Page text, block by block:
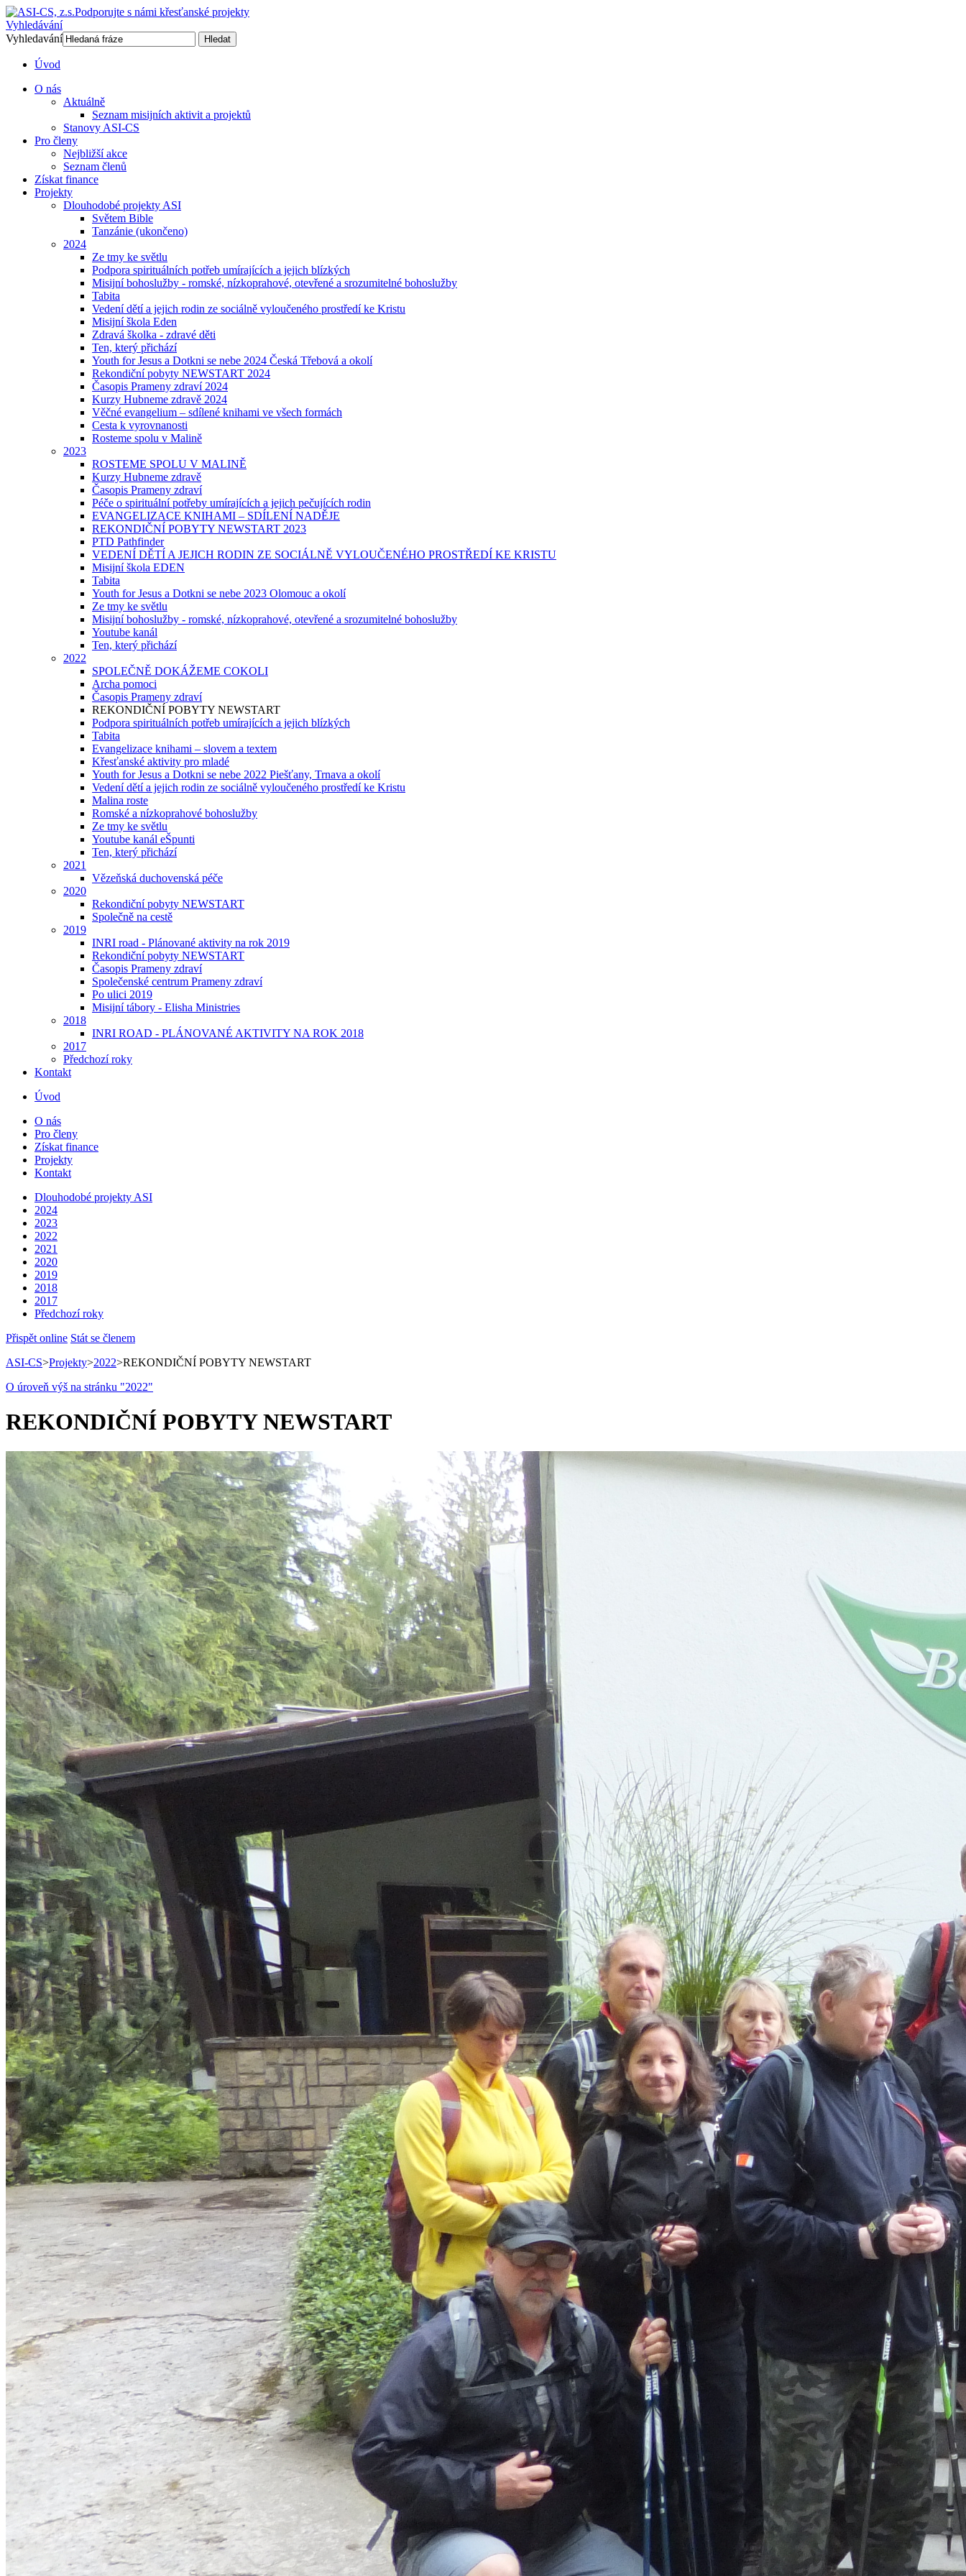
Podporujte s námi křesťanské projekty
Vyhledávání
Vyhledavání
Hledat
Úvod
O nás
Aktuálně
Seznam misijních aktivit a projektů
Stanovy ASI-CS
Pro členy
Nejbližší akce
Seznam členů
Získat finance
Projekty
Dlouhodobé projekty ASI
Světem Bible
Tanzánie (ukončeno)
2024
Ze tmy ke světlu
Podpora spirituálních potřeb umírajících a jejich blízkých
Misijní bohoslužby - romské, nízkoprahové, otevřené a srozumitelné bohoslužby
Tabita
Vedení dětí a jejich rodin ze sociálně vyloučeného prostředí ke Kristu
Misijní škola Eden
Zdravá školka - zdravé děti
Ten, který přichází
Youth for Jesus a Dotkni se nebe 2024 Česká Třebová a okolí
Rekondiční pobyty NEWSTART 2024
Časopis Prameny zdraví 2024
Kurzy Hubneme zdravě 2024
Věčné evangelium – sdílené knihami ve všech formách
Cesta k vyrovnanosti
Rosteme spolu v Malině
2023
ROSTEME SPOLU V MALINĚ
Kurzy Hubneme zdravě
Časopis Prameny zdraví
Péče o spirituální potřeby umírajících a jejich pečujících rodin
EVANGELIZACE KNIHAMI – SDÍLENÍ NADĚJE
REKONDIČNÍ POBYTY NEWSTART 2023
PTD Pathfinder
VEDENÍ DĚTÍ A JEJICH RODIN ZE SOCIÁLNĚ VYLOUČENÉHO PROSTŘEDÍ KE KRISTU
Misijní škola EDEN
Tabita
Youth for Jesus a Dotkni se nebe 2023 Olomouc a okolí
Ze tmy ke světlu
Misijní bohoslužby - romské, nízkoprahové, otevřené a srozumitelné bohoslužby
Youtube kanál
Ten, který přichází
2022
SPOLEČNĚ DOKÁŽEME COKOLI
Archa pomoci
Časopis Prameny zdraví
REKONDIČNÍ POBYTY NEWSTART
Podpora spirituálních potřeb umírajících a jejich blízkých
Tabita
Evangelizace knihami – slovem a textem
Křesťanské aktivity pro mladé
Youth for Jesus a Dotkni se nebe 2022 Piešťany, Trnava a okolí
Vedení dětí a jejich rodin ze sociálně vyloučeného prostředí ke Kristu
Malina roste
Romské a nízkoprahové bohoslužby
Ze tmy ke světlu
Youtube kanál eŠpunti
Ten, který přichází
2021
Vězeňská duchovenská péče
2020
Rekondiční pobyty NEWSTART
Společně na cestě
2019
INRI road - Plánované aktivity na rok 2019
Rekondiční pobyty NEWSTART
Časopis Prameny zdraví
Společenské centrum Prameny zdraví
Po ulici 2019
Misijní tábory - Elisha Ministries
2018
INRI ROAD - PLÁNOVANÉ AKTIVITY NA ROK 2018
2017
Předchozí roky
Kontakt
Úvod
O nás
Pro členy
Získat finance
Projekty
Kontakt
Dlouhodobé projekty ASI
2024
2023
2022
2021
2020
2019
2018
2017
Předchozí roky
Přispět online Stát se členem
ASI-CS>Projekty>2022>REKONDIČNÍ POBYTY NEWSTART
O úroveň výš na stránku "2022"
REKONDIČNÍ POBYTY NEWSTART